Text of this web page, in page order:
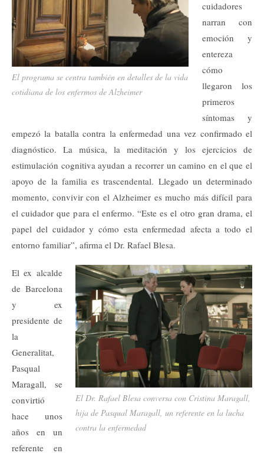
El programa se centra también en detalles de la vida
cotidiana de los enfermos de Alzheimer
cuidadores
narran con
emoción y
entereza
cómo
llegaron los
primeros
síntomas y
empezó la batalla contra la enfermedad una vez confirmado el
diagnóstico. La música, la meditación y los ejercicios de
estimulación cognitiva ayudan a recorrer un camino en el que el
apoyo de la familia es trascendental. Llegado un determinado
momento, convivir con el Alzheimer es mucho más difícil para
el cuidador que para el enfermo. “Este es el otro gran drama, el
papel del cuidador y cómo esta enfermedad afecta a todo el
entorno familiar”, afirma el Dr. Rafael Blesa.
El Dr. Rafael Blesa conversa con Cristina Maragall,
hija de Pasqual Maragall, un referente en la lucha
contra la enfermedad
El ex alcalde
de Barcelona
y ex
presidente de
la
Generalitat,
Pasqual
Maragall, se
convirtió
hace unos
años en un
referente en